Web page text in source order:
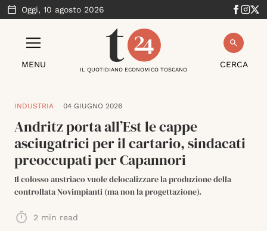
Oggi, 10 agosto 2026
MENU CERCA
IL QUOTIDIANO ECONOMICO TOSCANO
INDUSTRIA 04 GIUGNO 2026
Andritz porta all’Est le cappe
asciugatrici per il cartario, sindacati
preoccupati per Capannori
Il colosso austriaco vuole delocalizzare la produzione della
controllata Novimpianti (ma non la progettazione).
2 min read